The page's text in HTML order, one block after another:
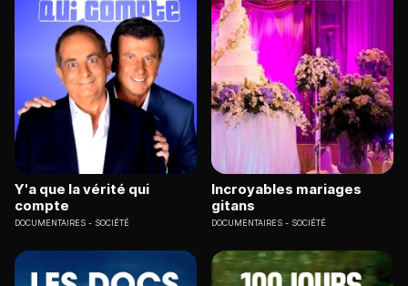
Y'a que la vérité qui
compte
DOCUMENTAIRES SOCIÉTÉ
Incroyables mariages
gitans
DOCUMENTAIRES SOCIÉTÉ